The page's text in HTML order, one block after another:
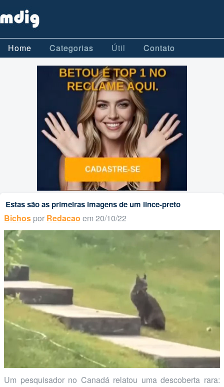
Home Categorias Útil Contato
Estas são as primeiras imagens de um lince-preto
Bichos por Redacao em 20/10/22
Um pesquisador no Canadá relatou uma descoberta rara: